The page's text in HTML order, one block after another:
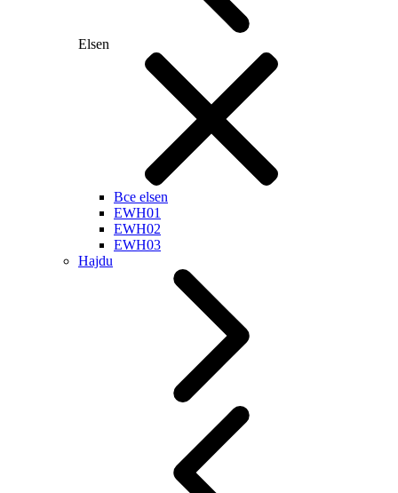
Elsen
Все elsen
EWH01
EWH02
EWH03
Hajdu